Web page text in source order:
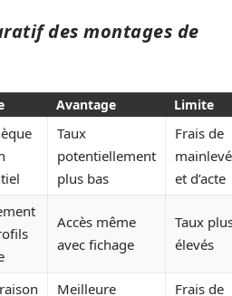
des montages de
Avantage Limite
Taux
potentiellement
plus bas
Frais de
et d’acte
Accès même
avec fichage
Taux
élevés
Meilleure
Frais de